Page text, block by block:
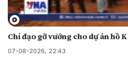
Chỉ đạo gỡ vướng cho dự án hồ
07-08-2026, 22:43